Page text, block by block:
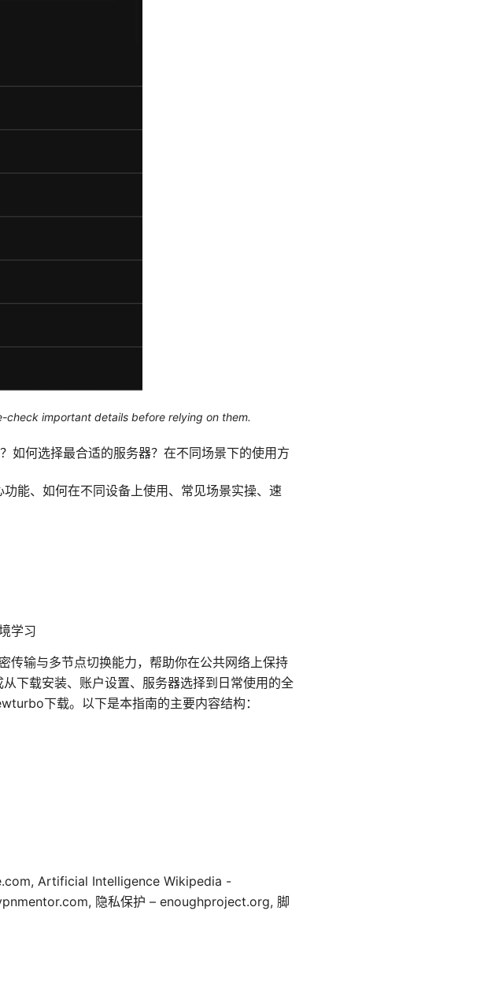
check important details before relying on them.
如何选择最合适的服务器？在不同场景下的使用方
能、如何在不同设备上使用、常见场景实操、速
学习
输与多节点切换能力，帮助你在公共网络上保持
下载安装、账户设置、服务器选择到日常使用的全
下载。以下是本指南的主要内容结构：
Artificial Intelligence Wikipedia -
隐私保护 – enoughproject.org, 脚